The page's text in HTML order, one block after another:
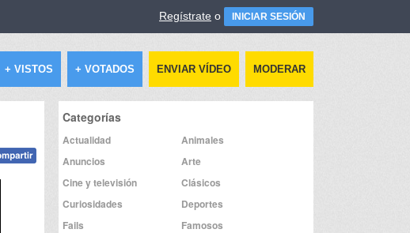
Regístrate o INICIAR SESIÓN
+ VISTOS + VOTADOS ENVIAR VÍDEO MODERAR
Categorías
Actualidad
Animales
Anuncios
Arte
Cine y televisión
Clásicos
Curiosidades
Deportes
Fails
Famosos